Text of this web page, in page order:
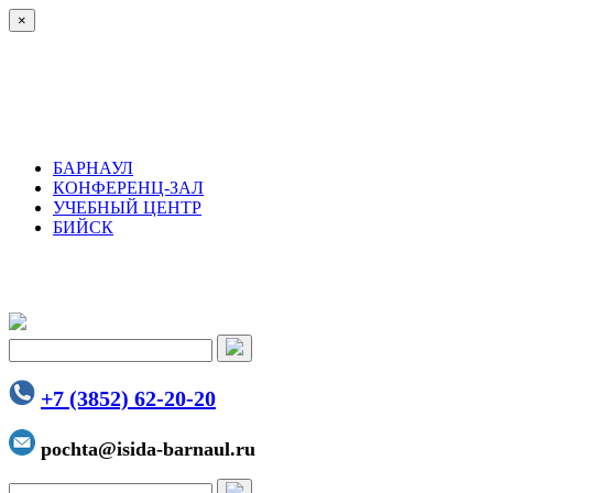
×
БАРНАУЛ
КОНФЕРЕНЦ-ЗАЛ
УЧЕБНЫЙ ЦЕНТР
БИЙСК
+7 (3852) 62-20-20
pochta@isida-barnaul.ru